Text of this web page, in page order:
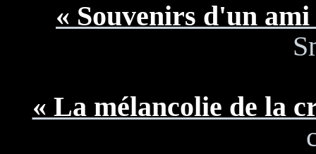
« Souvenirs d'un ami
« La mélancolie de la